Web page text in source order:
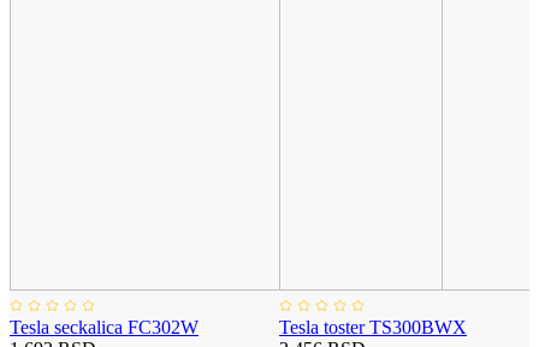
Tesla seckalica FC302W
Tesla toster TS300BWX